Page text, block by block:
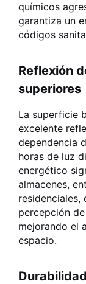
químicos
garantiza un
códigos
Reflexión
superiores
La superficie
excelente
dependencia
horas de luz
energético
almacenes,
residenciales,
percepción
mejorando el
espacio.